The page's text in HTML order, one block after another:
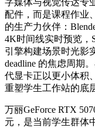
字媒体与视觉传达专
配件，而是课程作业
的生产力伙伴：
4K时间线实时预览，
引擎构建场景时光
deadline 的焦虑周期
代显卡正以更小体积
重塑学生工作站的底
万丽GeForce RTX
元，是当前学生群体